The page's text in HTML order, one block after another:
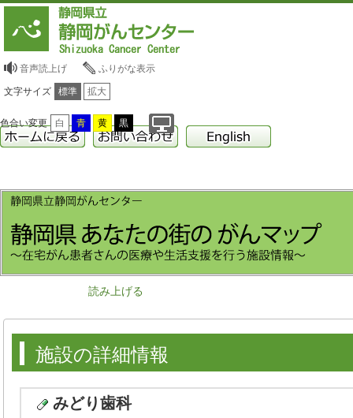
音声読上げ ふりがな表示
文字サイズ 標準 拡大
色合い変更 白 青 黄 黒
読み上げる
施設の詳細情報
みどり歯科